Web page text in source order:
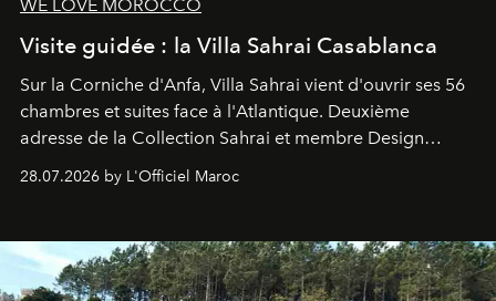
WE LOVE MOROCCO
Visite guidée : la Villa Sahrai Casablanca
Sur la Corniche d'Anfa, Villa Sahrai vient d'ouvrir ses 56
chambres et suites face à l'Atlantique. Deuxième
adresse de la Collection Sahrai et membre Design
Hotels, ce boutique-hôtel cinq étoiles signé Christophe
Pillet promet un lieu de vie complet. On y a déjeuné…
28.07.2026 by L'Officiel Maroc